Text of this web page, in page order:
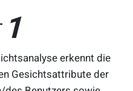
1
erkennt die
Gesichtsattribute der